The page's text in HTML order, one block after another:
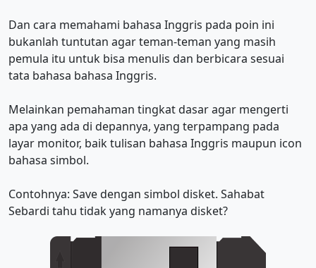
Dan cara memahami bahasa Inggris pada poin ini
bukanlah tuntutan agar teman-teman yang masih
pemula itu untuk bisa menulis dan berbicara sesuai
tata bahasa bahasa Inggris.
Melainkan pemahaman tingkat dasar agar mengerti
apa yang ada di depannya, yang terpampang pada
layar monitor, baik tulisan bahasa Inggris maupun icon
bahasa simbol.
Contohnya: Save dengan simbol disket. Sahabat
Sebardi tahu tidak yang namanya disket?